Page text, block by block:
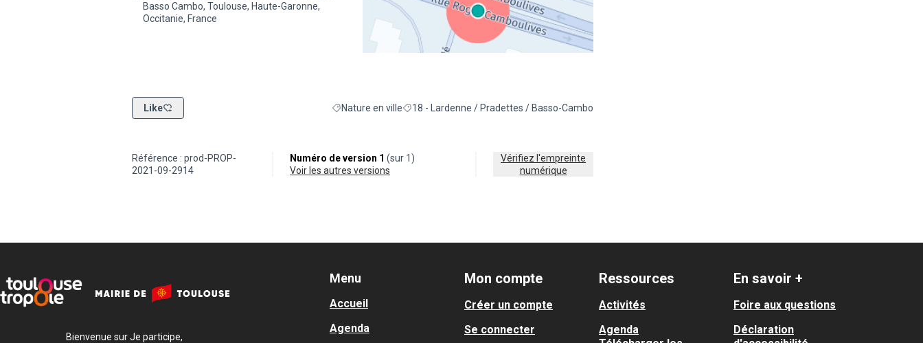
Basso Cambo, Toulouse, Haute-Garonne,
Occitanie, France
Like Filtrer les résultats de la catégorie : Nature en ville
Nature en villeFiltrer les résultats pour le secteur : 18 - Lardenne / Pradettes / Basso-Cambo
18 - Lardenne / Pradettes / Basso-Cambo
Référence : prod-PROP-
2021-09-2914
Numéro de version 1 (sur 1)
voir les autres versions
Vérifiez l'empreinte
numérique
Bienvenue sur Je participe,
Menu
Accueil
Agenda
Mon compte
Créer un compte
Se connecter
Ressources
Activités
Agenda
En savoir +
Foire aux questions
Déclaration